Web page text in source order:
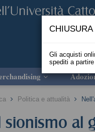
Politica e attualità
sionismo al
CHIUSURA
Gli acquisti
spediti a